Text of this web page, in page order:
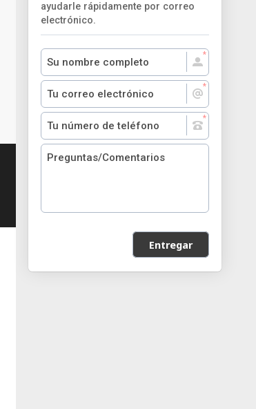
ayudarle rápidamente por correo
electrónico.
Entregar